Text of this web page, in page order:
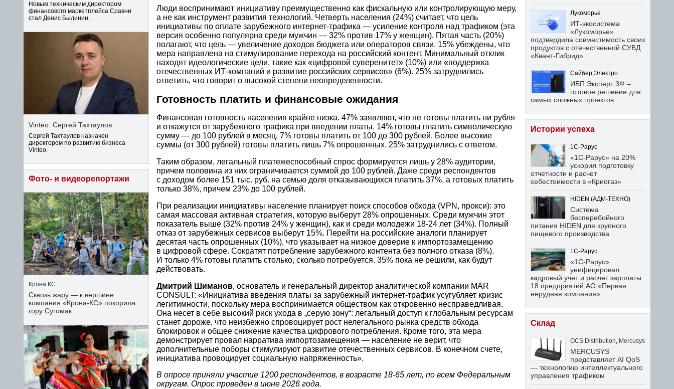
Люди воспринимают инициативу преимущественно как фискальную или контролирующую меру,
а не как инструмент развития технологий. Четверть населения (24%) считает, что цель
инициативы по оплате зарубежного интернет-трафика — усиление контроля над трафиком (эта
версия особенно популярна среди мужчин — 32% против 17% у женщин). Пятая часть (20%)
полагают, что цель — увеличение доходов бюджета или операторов связи. 15% убеждены, что
мера направлена на стимулирование перехода на российский контент. Минимальный отклик
находят идеологические цели, такие как «цифровой суверенитет» (10%) или «поддержка
отечественных ИТ-компаний и развитие российских сервисов» (6%). 25% затруднились
ответить, что говорит о высокой степени неопределенности.
Готовность платить и финансовые ожидания
Финансовая готовность населения крайне низка. 47% заявляют, что не готовы платить ни рубля
и откажутся от зарубежного трафика при введении платы. 14% готовы платить символическую
сумму — до 100 рублей в месяц. 7% готовы платить от 100 до 300 рублей. Более высокие
суммы (от 300 рублей) готовы платить лишь 7% опрошенных. 25% затруднились с ответом.
Таким образом, легальный платежеспособный спрос формируется лишь у 28% аудитории,
причем половина из них ограничивается суммой до 100 рублей. Даже среди респондентов
с доходом более 151 тыс. руб. на семью доля отказывающихся платить 37%, а готовых платить
только 38%, причем 23% до 100 рублей.
При реализации инициативы население планирует поиск способов обхода (VPN, прокси): это
самая массовая активная стратегия, которую выберут 28% опрошенных. Среди мужчин этот
показатель выше (32% против 24% у женщин), как и среди молодежи 18-24 лет (34%). Полный
отказ от зарубежных сервисов выберут 15%. Перейти на российские аналоги планирует
десятая часть опрошенных (10%), что указывает на низкое доверие к импортозамещению
в цифровой сфере. Сократят потребление зарубежного контента без полного отказа (8%).
И только 4% готовы платить столько, сколько потребуется. 35% пока не решили, как будут
действовать.
Дмитрий Шиманов, основатель и генеральный директор аналитической компании MAR
CONSULT: «Инициатива введения платы за зарубежный интернет-трафик усугубляет кризис
легитимности, поскольку мера воспринимается обществом как откровенно несправедливая.
Она несет в себе высокий риск ухода в „серую зону“: легальный доступ к глобальным ресурсам
станет дороже, что неизбежно спровоцирует рост нелегального рынка средств обхода
блокировок и общее снижение качества цифрового потребления. Кроме того, эта мера
демонстрирует провал нарратива импортозамещения — население не верит, что
дополнительные поборы стимулируют развитие отечественных сервисов. В конечном счете,
инициатива провоцирует социальную напряженность».
В опросе приняли участие 1200 респондентов, в возрасте 18-65 лет, по всем Федеральным
округам. Опрос проведен в июне 2026 года.
Новым техническим директором
финансового маркетплейса Сравни
стал Денис Былинин.
Vinteo: Сергей Тахтаулов
Сергей Тахтаулов назначен
директором по развитию бизнеса
Vinteo.
Фото- и видеорепортажи
Крона КС
Сквозь жару — к вершине:
компания «Крона‑КС» покорила
гору Сугомак
Лукоморье
ИТ-экосистема
«Лукоморье»
подтвердила совместимость своих
продуктов с отечественной СУБД
«Квант-Гибрид»
Сайбер Электро
ИБП Эксперт 3Ф –
готовое решение для
самых сложных проектов
Истории успеха
1С-Рарус
«1С-Рарус» на 20%
ускорил подготовку
отчетности и расчет
себестоимости в «Криогаз»
HIDEN (АДМ-ТЕХНО)
Система
бесперебойного
питания HIDEN для крупного
пищевого производства
1С-Рарус
«1С-Рарус»
унифицировал
кадровый учет и расчет зарплаты
18 предприятий АО «Первая
нерудная компания»
Склад
OCS Distribution Mercusys
MERCUSYS
представляет AI QoS
— технологию интеллектуального
управления трафиком